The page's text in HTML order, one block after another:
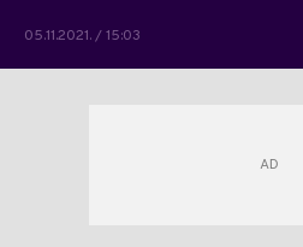
05.11.2021. / 15:03